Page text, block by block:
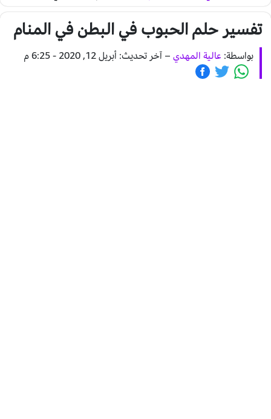
تفسير حلم الحبوب في البطن في المنام
بواسطة: عالية المهدي – آخر تحديث: أبريل 12, 2020 - 6:25 م